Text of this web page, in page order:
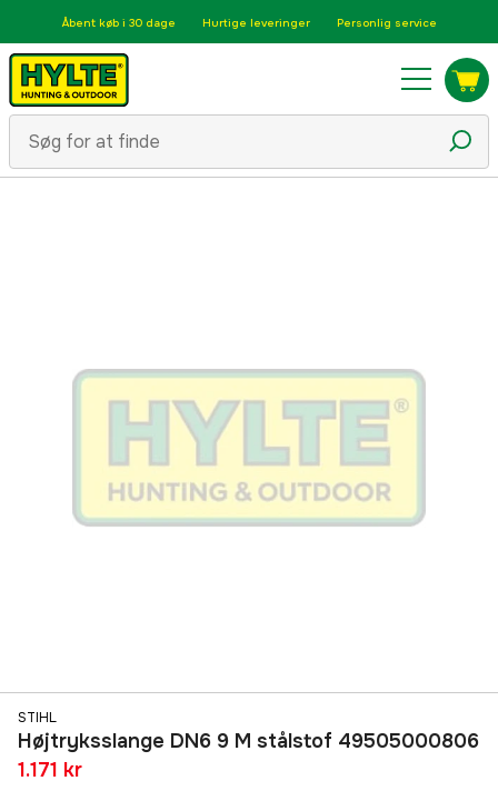
Åbent køb i 30 dage Hurtige leveringer Personlig service
STIHL
Højtryksslange DN6 9 M stålstof 49505000806
1.171 kr